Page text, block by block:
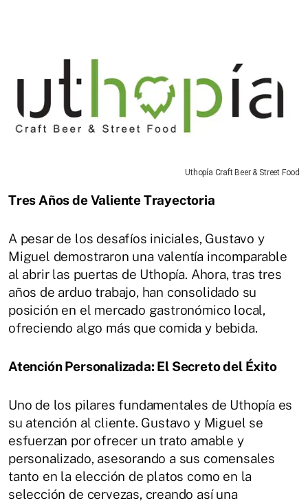
Uthopía Craft Beer & Street Food
Tres Años de Valiente Trayectoria
A pesar de los desafíos iniciales, Gustavo y
Miguel demostraron una valentía incomparable
al abrir las puertas de Uthopía. Ahora, tras tres
años de arduo trabajo, han consolidado su
posición en el mercado gastronómico local,
ofreciendo algo más que comida y bebida.
Atención Personalizada: El Secreto del Éxito
Uno de los pilares fundamentales de Uthopía es
su atención al cliente. Gustavo y Miguel se
esfuerzan por ofrecer un trato amable y
personalizado, asesorando a sus comensales
tanto en la elección de platos como en la
selección de cervezas, creando así una